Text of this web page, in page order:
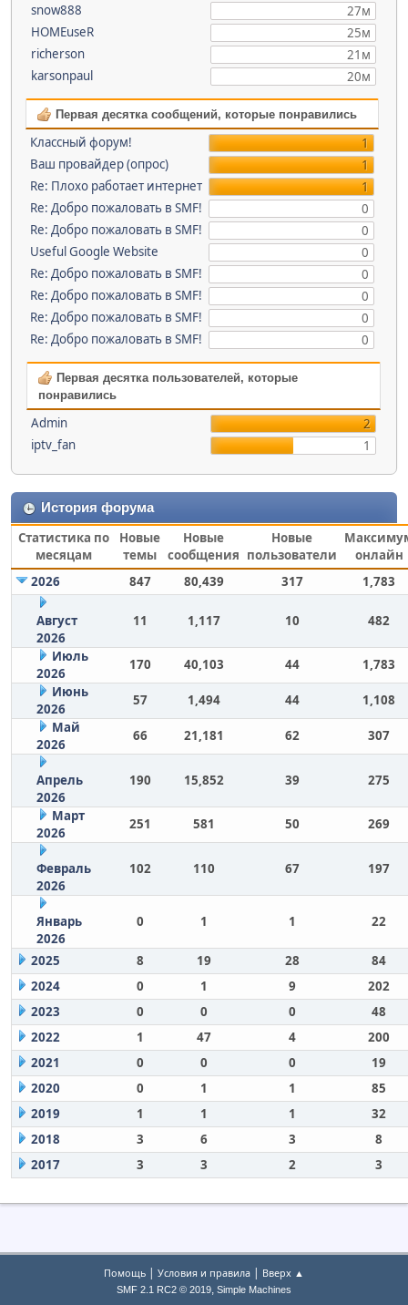
snow888
27м
HOMEuseR
25м
richerson
21м
karsonpaul
20м
Первая десятка сообщений, которые понравились
Классный форум!
1
Ваш провайдер (опрос)
1
Re: Плохо работает интернет
1
Re: Добро пожаловать в SMF!
0
Re: Добро пожаловать в SMF!
0
Useful Google Website
0
Re: Добро пожаловать в SMF!
0
Re: Добро пожаловать в SMF!
0
Re: Добро пожаловать в SMF!
0
Re: Добро пожаловать в SMF!
0
Первая десятка пользователей, которые
понравились
Admin
2
iptv_fan
1
История форума
Статистика по
месяцам
Новые
темы
Новые
сообщения
Новые
пользователи
онлайн
2026
847 80,439 317 1,783
Август
2026
11 1,117 10 482
Июль
2026
170 40,103 44
1,783
Июнь
2026
57 1,494 44
1,108
Май
2026
66 21,181 62 307
Апрель
2026
190 15,852 39 275
Март
2026
251 581 50 269
Февраль
2026
102 110 67 197
Январь
2026
0 1 1 22
2025 8 19 28
84
2024
0 1 9
202
2023
0 0 0
48
2022
1 47 4
200
2021
0 0 0
19
2020
0 1 1
85
2019
1 1 1
32
2018
3 6 3
8
2017
3 3 2 3
Помощь | Условия и правила | Вверх ▲
SMF 2.1 RC2 © 2019, Simple Machines